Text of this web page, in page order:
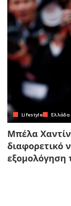
Lifestyle Ελλάδα
Μπέλα
διαφορετικό
εξομολόγηση